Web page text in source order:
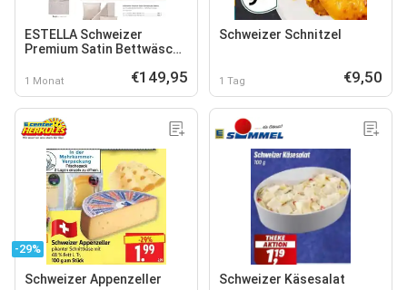
ESTELLA Schweizer
Premium Satin Bettwäsche
1 Monat €149,95
Schweizer Schnitzel
1 Tag €9,50
-29%
Schweizer Appenzeller Schweizer Käsesalat